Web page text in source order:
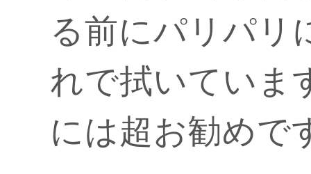
る前にパリパリ
れで拭いていま
には超お勧めで